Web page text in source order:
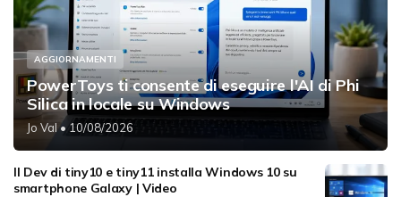
AGGIORNAMENTI
PowerToys ti consente di eseguire l'AI di Phi
Silica in locale su Windows
Jo Val• 10/08/2026
Il Dev di tiny10 e tiny11 installa Windows 10 su
smartphone Galaxy | Video